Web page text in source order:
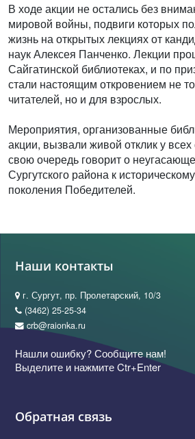
В ходе акции не остались без
мировой войны, подвиги которых
жизнь на открытых лекциях от
наук Алексея Панченко. Лекции
Сайгатинской библиотеках, и по
стали настоящим откровением не
читателей, но и для взрослых.
Мероприятия, организованные
акции, вызвали живой отклик у всех
свою очередь говорит о
Сургутского района к
поколения Победителей.
Наши контакты
г. Сургут, пр. Пролетарский, 10/3
(3462) 25-25-34
crb@raionka.ru
Нашли ошибку? Сообщите нам!
Выделите и нажмите Ctr+Enter
Обратная связь